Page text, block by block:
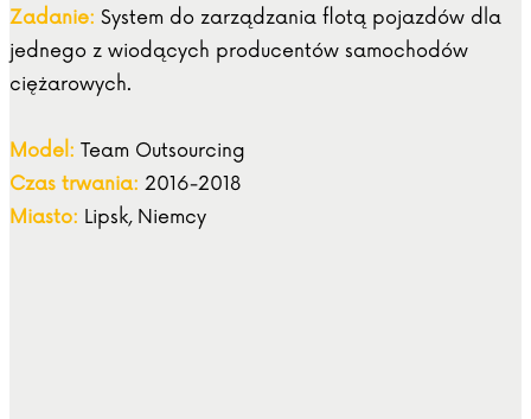
Zadanie: System do zarządzania flotą pojazdów dla
jednego z wiodących producentów samochodów
ciężarowych.
Model: Team Outsourcing
Czas trwania: 2016-2018
Miasto: Lipsk, Niemcy